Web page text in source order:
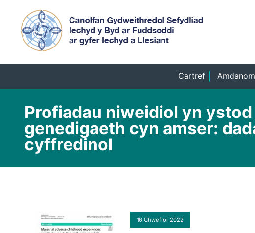
Cartref
Profiadau niweidiol yn
genedigaeth cyn amser:
cyffredinol
16 Chwefror 2022